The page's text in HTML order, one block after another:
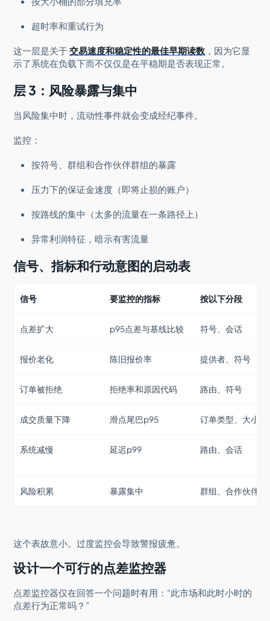
超时率和重试行为
这一层是关于交易速度和稳定性的最佳早期读数 ，因为它显
示了系统在负载下而不仅仅是在平稳期是否表现正常。
层 3：风险暴露与集中
当风险集中时，流动性事件就会变成经纪事件。
监控：
按符号、群组和合作伙伴群组的暴露
压力下的保证金速度（即将止损的账户）
按路线的集中（太多的流量在一条路径上）
异常利润特征，暗示有害流量
信号、指标和行动意图的启动表
信号 要监控的指标 按以下分段
点差扩大 p95点差与基线比较 符号、会话
报价老化 陈旧报价率 提供者、符号
订单被拒绝 拒绝率和原因代码 路由、符号
成交质量下降 滑点尾巴p95 订单类型、大小
系统减慢 延迟p99 路由、会话
风险积累 暴露集中 群组、合作伙伴
这个表故意小。过度监控会导致警报疲惫。
设计一个可行的点差监控器
点差监控器仅在回答一个问题时有用：“此市场和此时小时的
点差行为正常吗？”